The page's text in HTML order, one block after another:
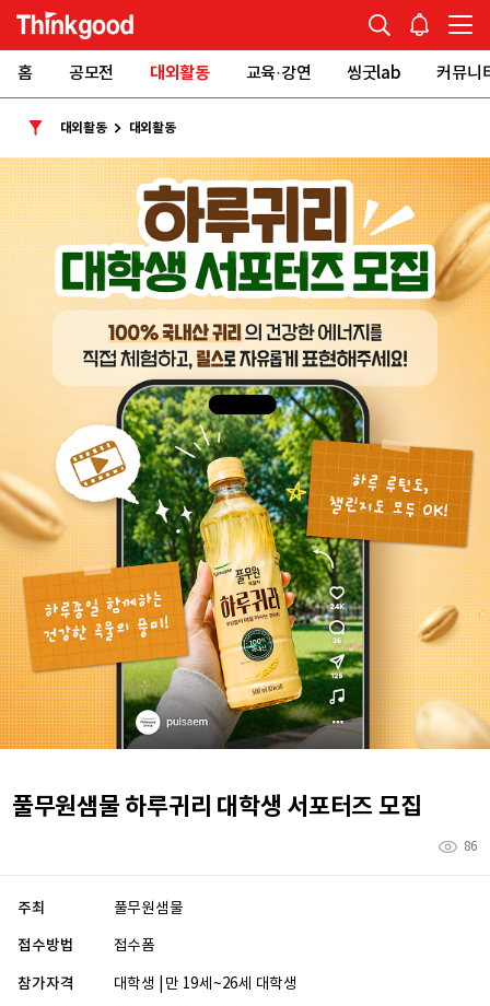
홈 공모전 대외활동 교육·강연 씽굿lab 커뮤니
대외활동 대외활동
풀무원샘물 하루귀리 대학생 서포터즈 모집
86
주최 풀무원샘물
접수방법 접수폼
참가자격 대학생 | 만 19세~26세 대학생